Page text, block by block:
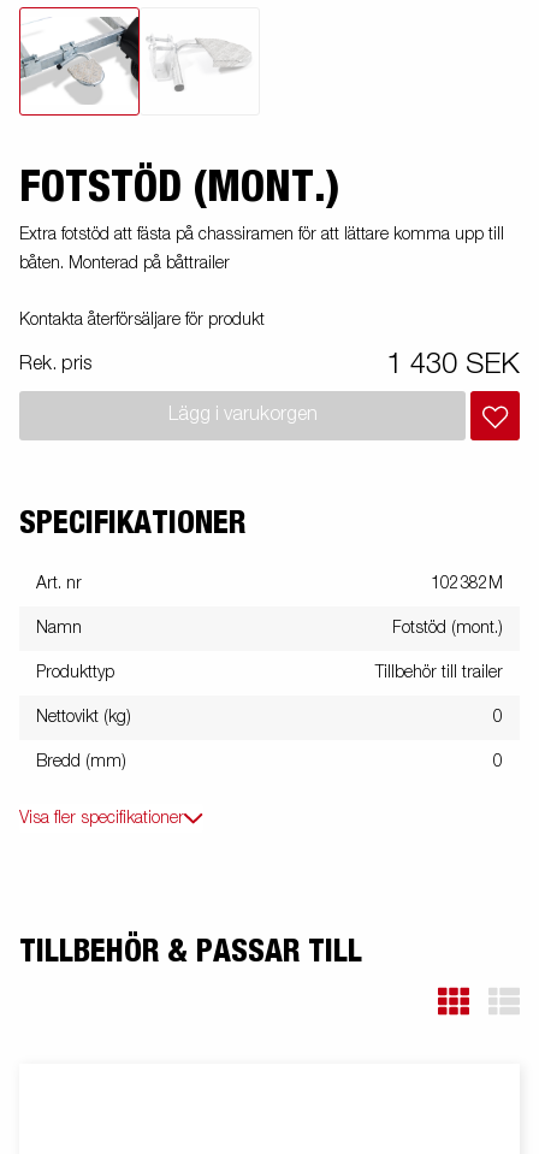
FOTSTÖD (MONT.)
Extra fotstöd att fästa på chassiramen för att lättare komma upp till
båten. Monterad på båttrailer
Kontakta återförsäljare för produkt
Rek. pris 1 430 SEK
Lägg i varukorgen
SPECIFIKATIONER
Art. nr 102382M
Namn Fotstöd (mont.)
Produkttyp Tillbehör till trailer
Nettovikt (kg) 0
Bredd (mm) 0
Visa fler specifikationer
TILLBEHÖR & PASSAR TILL